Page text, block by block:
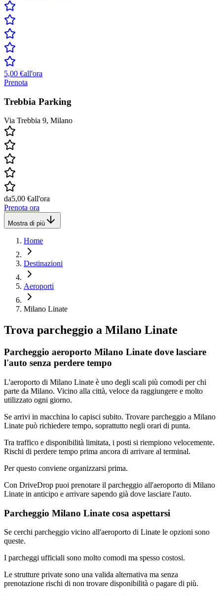
5,00 €all'ora
Prenota
Trebbia Parking
Via Trebbia 9, Milano
da5,00 €all'ora
Prenota ora
Mostra di più
Home
Destinazioni
Aeroporti
Milano Linate
Trova parcheggio a Milano Linate
Parcheggio aeroporto Milano Linate dove lasciare
l'auto senza perdere tempo
L'aeroporto di Milano Linate è uno degli scali più comodi per chi
parte da Milano. Vicino alla città, veloce da raggiungere e molto
utilizzato ogni giorno.
Se arrivi in macchina lo capisci subito. Trovare parcheggio a Milano
Linate può richiedere tempo, soprattutto negli orari di punta.
Tra traffico e disponibilità limitata, i posti si riempiono velocemente.
Rischi di perdere tempo prima ancora di arrivare al terminal.
Per questo conviene organizzarsi prima.
Con DriveDrop puoi prenotare il parcheggio all'aeroporto di Milano
Linate in anticipo e arrivare sapendo già dove lasciare l'auto.
Parcheggio Milano Linate cosa aspettarsi
Se cerchi parcheggio vicino all'aeroporto di Linate le opzioni sono
queste.
I parcheggi ufficiali sono molto comodi ma spesso costosi.
Le strutture private sono una valida alternativa ma senza
prenotazione rischi di non trovare disponibilità o pagare di più.